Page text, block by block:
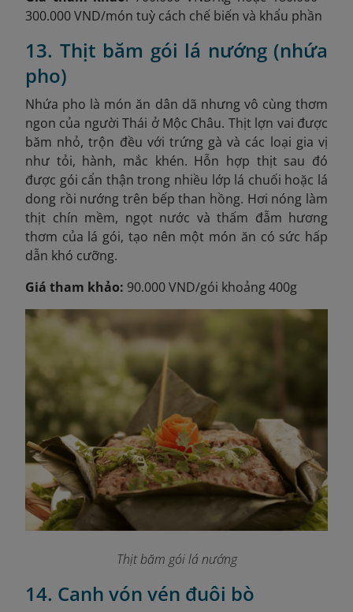
300.000 VND/món tuỳ cách chế biến và khẩu phần
13. Thịt băm gói lá nướng (nhứa
pho)
Nhứa pho là món ăn dân dã nhưng vô cùng thơm
ngon của người Thái ở Mộc Châu. Thịt lợn vai được
băm nhỏ, trộn đều với trứng gà và các loại gia vị
như tỏi, hành, mắc khén. Hỗn hợp thịt sau đó
được gói cẩn thận trong nhiều lớp lá chuối hoặc lá
dong rồi nướng trên bếp than hồng. Hơi nóng làm
thịt chín mềm, ngọt nước và thấm đẫm hương
thơm của lá gói, tạo nên một món ăn có sức hấp
dẫn khó cưỡng.
Giá tham khảo: 90.000 VND/gói khoảng 400g
Thịt băm gói lá nướng
14. Canh vón vén đuôi bò